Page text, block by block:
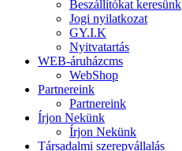
Beszállítókat keresünk
Jogi nyilatkozat
GY.I.K
Nyitvatartás
WEB-áruházcms
WebShop
Partnereink
Partnereink
Írjon Nekünk
Írjon Nekünk
Társadalmi szerepvállalás